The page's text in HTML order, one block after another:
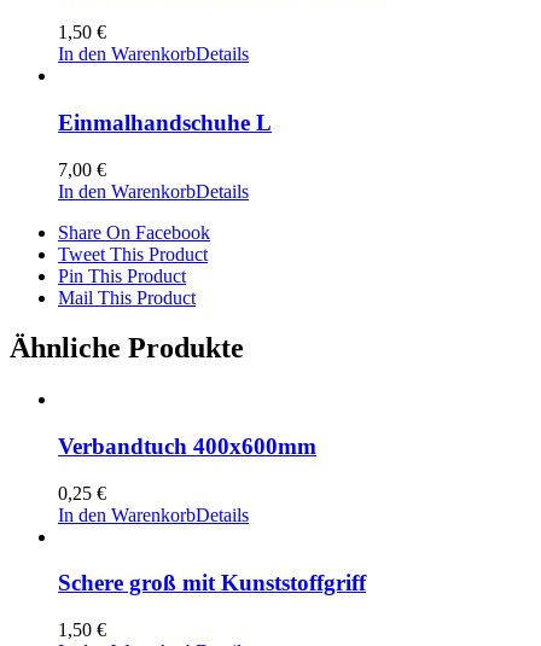
1,50 €
In den WarenkorbDetails
Einmalhandschuhe L
7,00 €
In den WarenkorbDetails
Share On Facebook
Tweet This Product
Pin This Product
Mail This Product
Ähnliche Produkte
Verbandtuch 400x600mm
0,25 €
In den WarenkorbDetails
Schere groß mit Kunststoffgriff
1,50 €